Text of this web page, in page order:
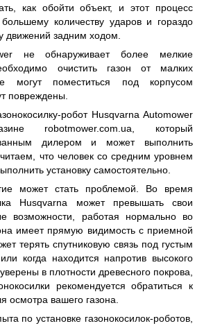
как обойти объект, и этот процесс
количеству ударов и гораздо
движений задним ходом.
не обнаруживает более мелкие
очистить газон от малких
могут поместиться под корпусом
повреждены.
робот Husqvarna Automower
robotmower.com.ua , который
дилером и может выполнить
что человек со средним уровнем
установку самостоятельно.
может стать проблемой. Во время
Husqvarna может превышать свои
возможности, работая нормально во
имеет прямую видимость с приемной
терять спутниковую связь под густым
когда находится напротив высокого
в плотности древесного покрова,
рекомендуется обратиться к
осмотра вашего газона.
по установке газонокосилок-роботов,